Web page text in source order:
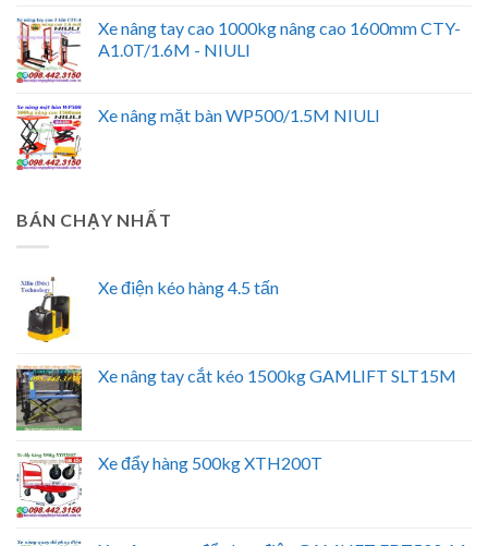
Xe nâng tay cao 1000kg nâng cao 1600mm CTY-
A1.0T/1.6M - NIULI
Xe nâng mặt bàn WP500/1.5M NIULI
BÁN CHẠY NHẤT
Xe điện kéo hàng 4.5 tấn
Xe nâng tay cắt kéo 1500kg GAMLIFT SLT15M
Xe đẩy hàng 500kg XTH200T